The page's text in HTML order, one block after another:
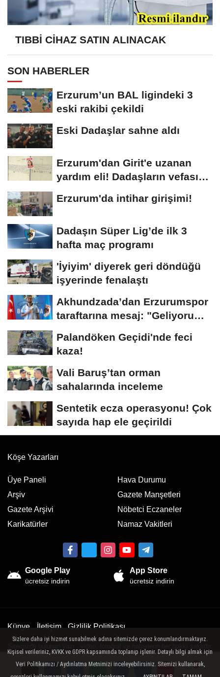
TIBBİ CİHAZ SATIN ALINACAK
SON HABERLER
Erzurum’un BAL ligindeki 3
eski rakibi çekildi
Eski Dadaşlar sahne aldı
Erzurum'dan Girit'e uzanan
yardım eli! Dadaşların vefası
Erzurum'da intihar girişimi!
Dadaşın Süper Lig’de ilk 3
hafta maç programı
'İyiyim' diyerek geri döndüğü
işyerinde fenalaştı
Akhundzada’dan Erzurumspor
taraftarına mesaj: "Geliyorum
Palandöken Geçidi'nde feci
kaza!
Vali Baruş’tan orman
sahalarında inceleme
Sentetik ecza operasyonu! Çok
sayıda hap ele geçirildi
Köşe Yazarları
Üye Paneli
Arşiv
Gazete Arşivi
Karikatürler
Hava Durumu
Gazete Manşetleri
Nöbetci Eczaneler
Namaz Vakitleri
Google Play
ücretsiz indirin
App Store
ücretsiz indirin
Künye İletişim Gizlilik Politikası
İzinsiz veya kaynak gösterilemeden kullanılamaz.
Sizlere daha iyi hizmet sunabilmek adına sitemizde çerez konumlandırmaktayız.
Kişisel verileriniz, KVKK ve GDPR kapsamında toplanıp işlenir. Detaylı bilgi almak için
Veri Politikamızı / Aydınlatma Metnimizi inceleyebilirsiniz. Sitemizi kullanarak,